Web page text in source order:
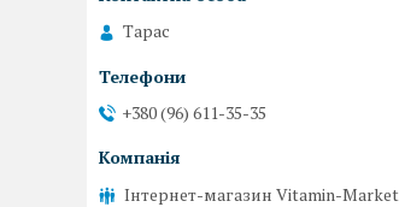
Тарас
+380 (96) 611-35-35
Інтернет-магазин Vitamin-Market